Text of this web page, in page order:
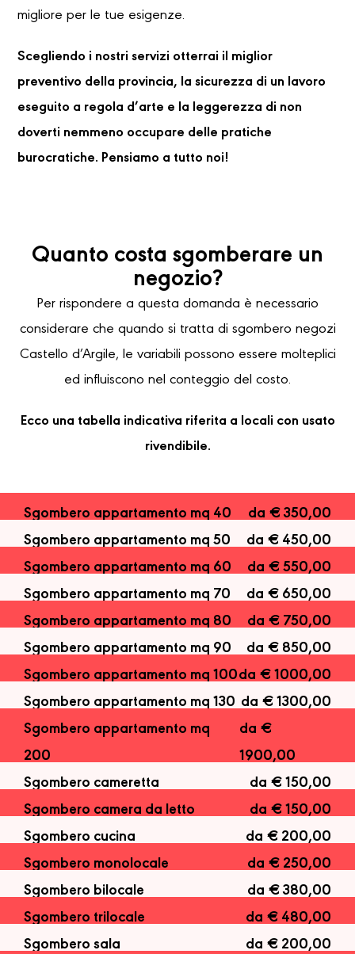
migliore per le tue esigenze.
Scegliendo i nostri servizi otterrai il miglior
preventivo della provincia, la sicurezza di un lavoro
eseguito a regola d’arte e la leggerezza di non
doverti nemmeno occupare delle pratiche
burocratiche. Pensiamo a tutto noi!
Quanto costa sgomberare un
negozio?
Per rispondere a questa domanda è necessario
considerare che quando si tratta di sgombero negozi
Castello d’Argile, le variabili possono essere molteplici
ed influiscono nel conteggio del costo.
Ecco una tabella indicativa riferita a locali con usato
rivendibile.
Sgombero appartamento mq 40
da € 350,00
Sgombero appartamento mq 50
da € 450,00
Sgombero appartamento mq 60
da € 550,00
Sgombero appartamento mq 70
da € 650,00
Sgombero appartamento mq 80
da € 750,00
Sgombero appartamento mq 90
da € 850,00
Sgombero appartamento mq 100da € 1000,00
Sgombero appartamento mq 130 da € 1300,00
Sgombero appartamento mq
200
da €
1900,00
Sgombero cameretta
da € 150,00
Sgombero camera da letto
da € 150,00
Sgombero cucina
da € 200,00
Sgombero monolocale
da € 250,00
Sgombero bilocale
da € 380,00
Sgombero trilocale
da € 480,00
Sgombero sala
da € 200,00